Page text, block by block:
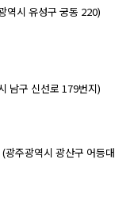
역시 유성구 궁동 220)
남구 신선로 179번지)
(광주광역시 광산구 어등대